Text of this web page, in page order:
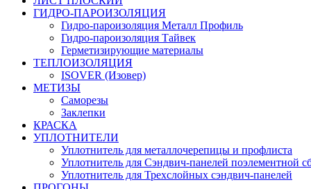
ГИДРО-ПАРОИЗОЛЯЦИЯ
Гидро-пароизоляция Металл Профиль
Гидро-пароизоляция Тайвек
Герметизирующие материалы
ТЕПЛОИЗОЛЯЦИЯ
ISOVER (Изовер)
МЕТИЗЫ
Саморезы
Заклепки
КРАСКА
УПЛОТНИТЕЛИ
Уплотнитель для металлочерепицы и профлиста
Уплотнитель для Сэндвич-панелей поэлементной
Уплотнитель для Трехслойных сэндвич-панелей